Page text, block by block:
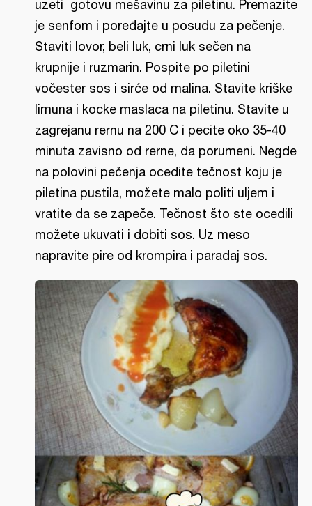
uzeti gotovu mešavinu za piletinu. Premazite
je senfom i poređajte u posudu za pečenje.
Staviti lovor, beli luk, crni luk sečen na
krupnije i ruzmarin. Pospite po piletini
vočester sos i sirće od malina. Stavite kriške
limuna i kocke maslaca na piletinu. Stavite u
zagrejanu rernu na 200 C i pecite oko 35-40
minuta zavisno od rerne, da porumeni. Negde
na polovini pečenja ocedite tečnost koju je
piletina pustila, možete malo politi uljem i
vratite da se zapeče. Tečnost što ste ocedili
možete ukuvati i dobiti sos. Uz meso
napravite pire od krompira i paradaj sos.